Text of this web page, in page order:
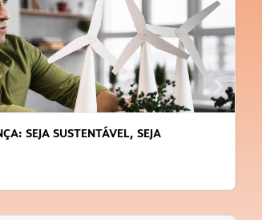
A GERENCIAR O SEU TEMPO